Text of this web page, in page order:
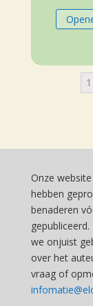
1
Onze
hebben
benaderen
we onjuist
over het
vraag of